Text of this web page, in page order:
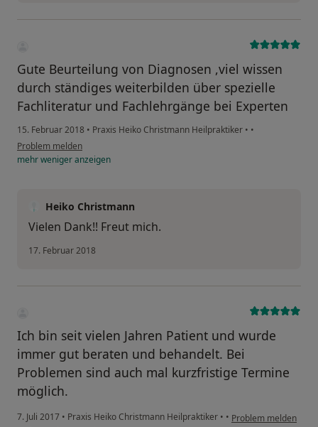
Gute Beurteilung von Diagnosen ,viel wissen
durch ständiges weiterbilden über spezielle
Fachliteratur und Fachlehrgänge bei Experten
15. Februar 2018 • Praxis Heiko Christmann Heilpraktiker • •
Problem melden
mehrwenigeranzeigen
Heiko Christmann
Vielen Dank!! Freut mich.
17. Februar 2018
Ich bin seit vielen Jahren Patient und wurde
immer gut beraten und behandelt. Bei
Problemen sind auch mal kurzfristige Termine
möglich.
7. Juli 2017 • Praxis Heiko Christmann Heilpraktiker • • Problem melden